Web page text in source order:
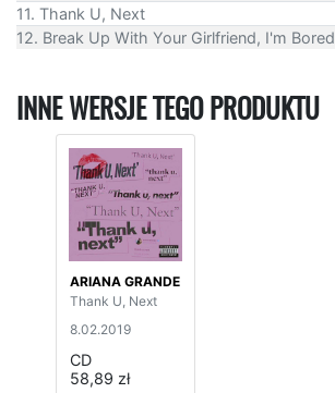
11. Thank U, Next
12. Break Up With Your Girlfriend, I'm Bored
INNE WERSJE TEGO PRODUKTU
ARIANA GRANDE
Thank U, Next
8.02.2019
CD
58,89 zł